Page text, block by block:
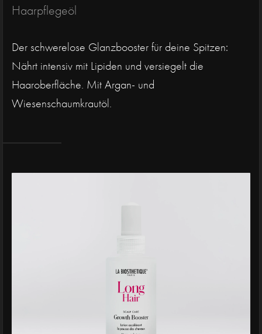
Haarpflegeöl
Der schwerelose Glanzbooster für deine Spitzen:
Nährt intensiv mit Lipiden und versiegelt die
Haaroberfläche. Mit Argan- und
Wiesenschaumkrautöl.